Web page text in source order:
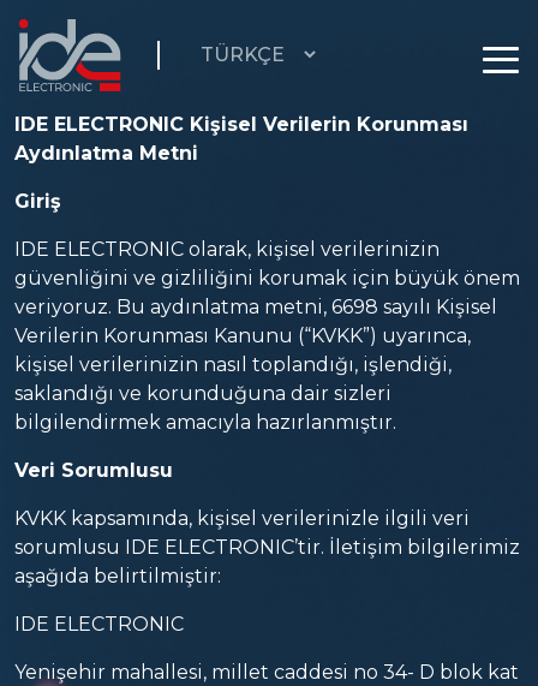
IDE ELECTRONIC Kişisel Verilerin Korunması
Aydınlatma Metni
Giriş
IDE ELECTRONIC olarak, kişisel verilerinizin
güvenliğini ve gizliliğini korumak için büyük önem
veriyoruz. Bu aydınlatma metni, 6698 sayılı Kişisel
Verilerin Korunması Kanunu (“KVKK”) uyarınca,
kişisel verilerinizin nasıl toplandığı, işlendiği,
saklandığı ve korunduğuna dair sizleri
bilgilendirmek amacıyla hazırlanmıştır.
Veri Sorumlusu
KVKK kapsamında, kişisel verilerinizle ilgili veri
sorumlusu IDE ELECTRONIC’tir. İletişim bilgilerimiz
aşağıda belirtilmiştir:
IDE ELECTRONIC
Yenişehir mahallesi, millet caddesi no 34- D blok kat